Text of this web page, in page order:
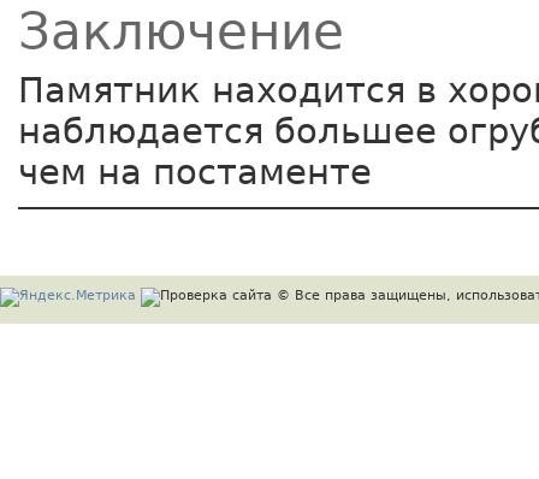
Заключение
Памятник находится в
наблюдается большее
чем на постаменте
© Все права защищены,